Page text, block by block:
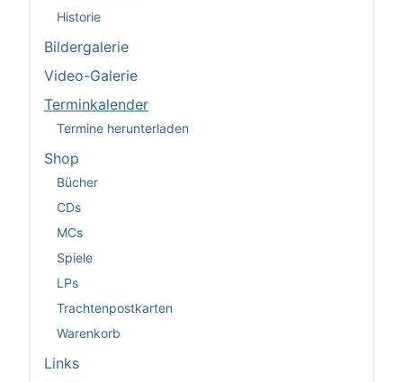
Historie
Bildergalerie
Video-Galerie
Terminkalender
Termine herunterladen
Shop
Bücher
CDs
MCs
Spiele
LPs
Trachtenpostkarten
Warenkorb
Links